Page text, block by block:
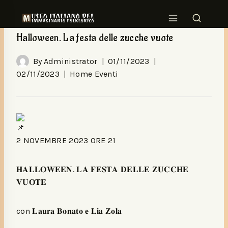
HOME EVENTI
Halloween. La festa delle zucche vuote
ByAdministrator
01/11/2023
02/11/2023
Home Eventi
2 NOVEMBRE 2023 ORE 21
𝐇𝐀𝐋𝐋𝐎𝐖𝐄𝐄𝐍. 𝐋𝐀 𝐅𝐄𝐒𝐓𝐀 𝐃𝐄𝐋𝐋𝐄 𝐙𝐔𝐂𝐂𝐇𝐄
𝐕𝐔𝐎𝐓𝐄
con 𝐋𝐚𝐮𝐫𝐚 𝐁𝐨𝐧𝐚𝐭𝐨 𝐞 𝐋𝐢𝐚 𝐙𝐨𝐥𝐚